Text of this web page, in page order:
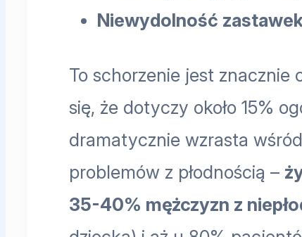
Niewydolność
To schorzenie jest znacznie
się, że dotyczy około 15%
dramatycznie wzrasta
problemów z płodnością –
35-40% mężczyzn z